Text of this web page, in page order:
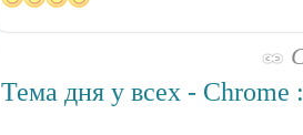
Тема дня у всех - Chrome